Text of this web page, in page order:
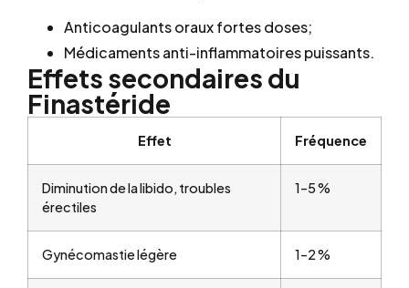
Anticoagulants oraux fortes doses;
Médicaments anti-inflammatoires puissants.
Effets secondaires du
Finastéride
Effet Fréquence
Diminution de la libido, troubles
érectiles
1–5 %
Gynécomastie légère 1–2 %